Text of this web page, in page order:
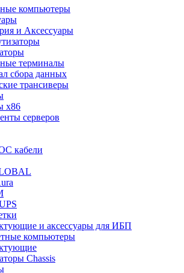
компьютеры
и Аксессуары
терминалы
сбора данных
трансиверы
x86
серверов
кабели
и аксессуары для ИБП
компьютеры
Chassis